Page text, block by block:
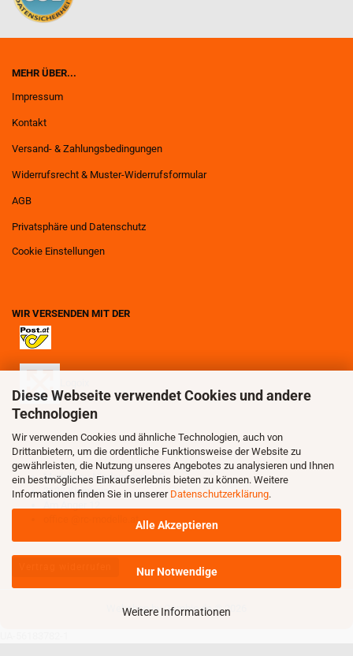
Diese Webseite verwendet Cookies und andere
Technologien
Wir verwenden Cookies und ähnliche Technologien, auch von
Drittanbietern, um die ordentliche Funktionsweise der Website zu
gewährleisten, die Nutzung unseres Angebotes zu analysieren und Ihnen
ein bestmögliches Einkaufserlebnis bieten zu können. Weitere
Informationen finden Sie in unserer Datenschutzerklärung.
Alle Akzeptieren
Nur Notwendige
Weitere Informationen
MEHR ÜBER...
Impressum
Kontakt
Versand- & Zahlungsbedingungen
Widerrufsrecht & Muster-Widerrufsformular
AGB
Privatsphäre und Datenschutz
Cookie Einstellungen
WIR VERSENDEN MIT DER
Modellbau Niedermayer OG
3123 Kleinhain
office @rc-modelle.at
Webshopby Gambio.de © 2026